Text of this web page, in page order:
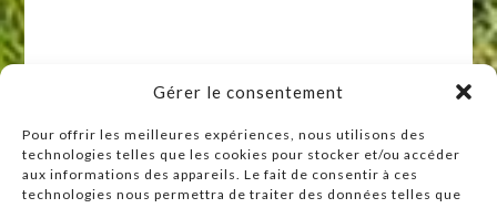
Gérer le consentement
Pour offrir les meilleures expériences, nous utilisons des
technologies telles que les cookies pour stocker et/ou accéder
aux informations des appareils. Le fait de consentir à ces
technologies nous permettra de traiter des données telles que
Raccourcis